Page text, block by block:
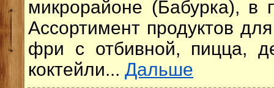
микрорайоне (Бабурка), в
Ассортимент продуктов
фри с отбивной, пицца,
коктейли... Дальше